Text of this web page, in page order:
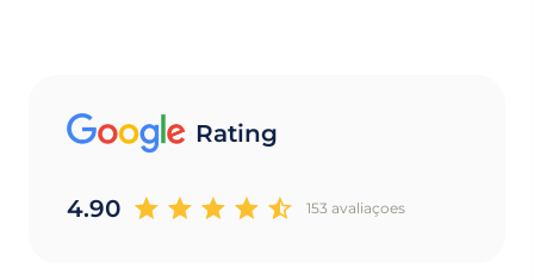
Rating
4.90 153 avaliaçoes